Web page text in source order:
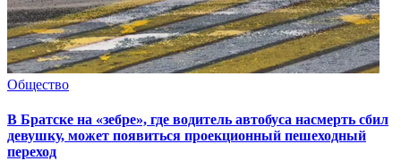
Общество
В Братске на «зебре», где водитель автобуса насмерть сбил
девушку, может появиться проекционный пешеходный
переход